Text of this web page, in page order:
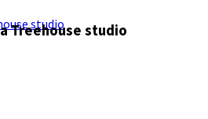
Treehouse studio